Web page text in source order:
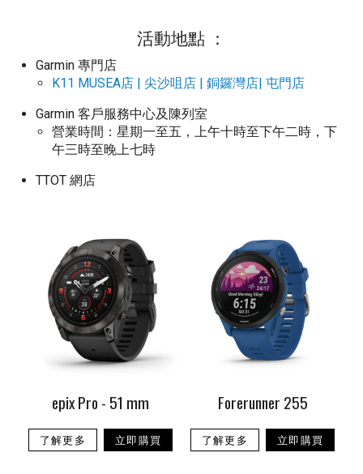
活動地點 ：
Garmin 專門店
K11 MUSEA店 | 尖沙咀店 | 銅鑼灣店| 屯門店
Garmin 客戶服務中心及陳列室
營業時間：星期一至五，上午十時至下午二時，下
午三時至晚上七時
TTOT 網店
epix Pro - 51 mm
了解更多 立即購買
Forerunner 255
了解更多 立即購買